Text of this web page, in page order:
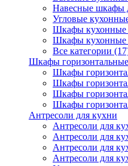
Навесные шкафы
Угловые
Шкафы
Шкафы
Все категории
Шкафы горизонтальные
Шкафы
Шкафы
Шкафы
Шкафы
Антресоли для кухни
Антресоли для
Антресоли для
Антресоли для
Антресоли для